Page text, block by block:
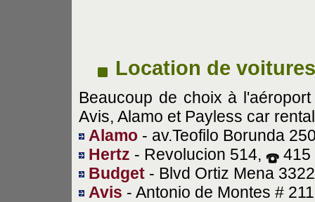
Location de voitures
Beaucoup de choix à
Avis, Alamo et Payless car
Alamo - av.Teofilo Borunda
Hertz - Revolucion 514,
415
Budget - Blvd Ortiz Mena
Avis - Antonio de Montes #